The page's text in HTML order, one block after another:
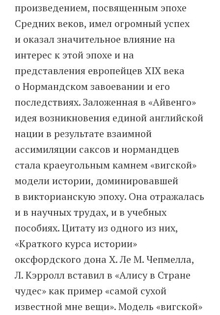
произведением, посвященным эпохе
Средних веков, имел огромный успех
и оказал значительное влияние на
интерес к этой эпохе и на
представления европейцев XIX века
о Нормандском завоевании и его
последствиях. Заложенная в «Айвенго»
идея возникновения единой английской
нации в результате взаимной
ассимиляции саксов и нормандцев
стала крае­угольным камнем «вигской»
модели истории, доминировавшей
в викторианскую эпоху. Она отражалась
и в научных трудах, и в учебных
пособиях. Цитату из одного из них,
«Краткого курса истории»
оксфордского дона Х. Ле М. Чепмелла,
Л. Кэрролл вставил в «Алису в Стране
чудес» как пример «самой сухой
известной мне вещи». Модель «вигской»